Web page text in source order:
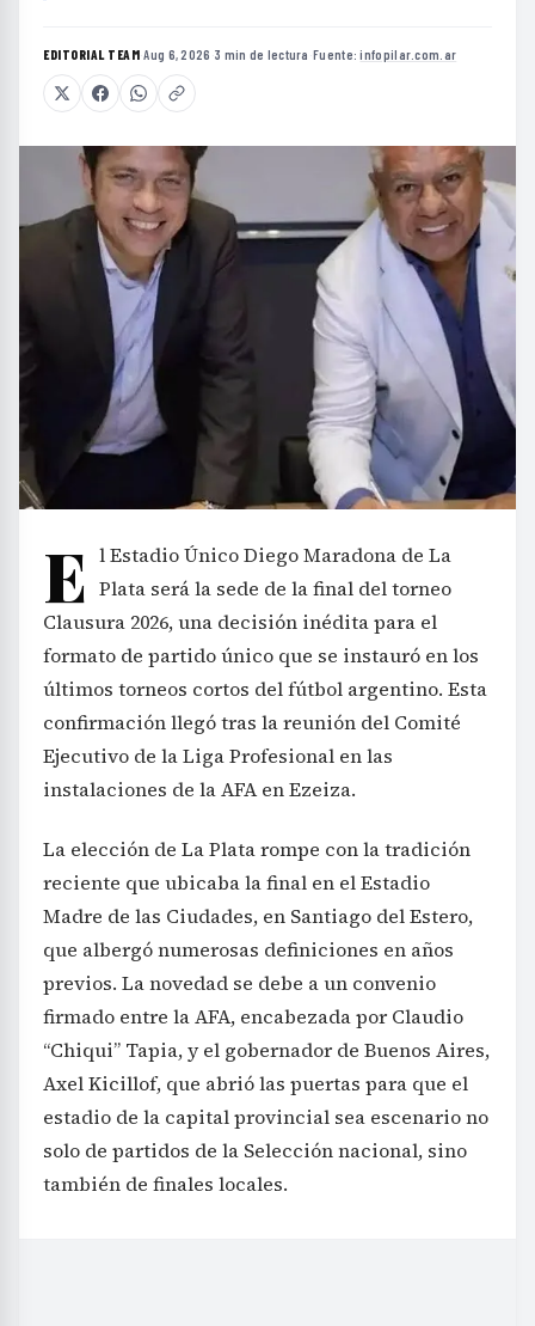
EDITORIAL TEAM·Aug 6, 2026 ·3 min de lectura ·Fuente:infopilar.com.ar
E l Estadio Único Diego Maradona de La
Plata será la sede de la final del torneo
Clausura 2026, una decisión inédita para el
formato de partido único que se instauró en los
últimos torneos cortos del fútbol argentino. Esta
confirmación llegó tras la reunión del Comité
Ejecutivo de la Liga Profesional en las
instalaciones de la AFA en Ezeiza.
La elección de La Plata rompe con la tradición
reciente que ubicaba la final en el Estadio
Madre de las Ciudades, en Santiago del Estero,
que albergó numerosas definiciones en años
previos. La novedad se debe a un convenio
firmado entre la AFA, encabezada por Claudio
“Chiqui” Tapia, y el gobernador de Buenos Aires,
Axel Kicillof, que abrió las puertas para que el
estadio de la capital provincial sea escenario no
solo de partidos de la Selección nacional, sino
también de finales locales.